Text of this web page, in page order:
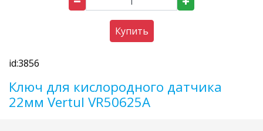
Купить
id:3856
Ключ для кислородного датчика
22мм Vertul VR50625A